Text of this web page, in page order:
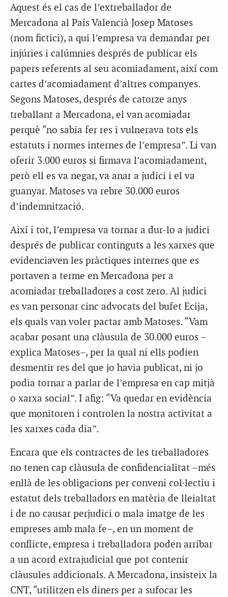
Aquest és el cas de l’extreballador de
Mercadona al País Valencià Josep Matoses
(nom fictici), a qui l’empresa va demandar per
injúries i calúmnies després de publicar els
papers referents al seu acomiadament, així com
cartes d’acomiadament d’altres companyes.
Segons Matoses, després de catorze anys
treballant a Mercadona, el van acomiadar
perquè “no sabia fer res i vulnerava tots els
estatuts i normes internes de l’empresa”. Li van
oferir 3.000 euros si firmava l’acomiadament,
però ell es va negar, va anar a judici i el va
guanyar. Matoses va rebre 30.000 euros
d’indemnització.
Així i tot, l’empresa va tornar a dur-lo a judici
després de publicar continguts a les xarxes que
evidenciaven les pràctiques internes que es
portaven a terme en Mercadona per a
acomiadar treballadores a cost zero. Al judici
es van personar cinc advocats del bufet Ecija,
els quals van voler pactar amb Matoses. “Vam
acabar posant una clàusula de 30.000 euros –
explica Matoses–, per la qual ni ells podien
desmentir res del que jo havia publicat, ni jo
podia tornar a parlar de l’empresa en cap mitjà
o xarxa social”. I afig: “Va quedar en evidència
que monitoren i controlen la nostra activitat a
les xarxes cada dia”.
Encara que els contractes de les treballadores
no tenen cap clàusula de confidencialitat –més
enllà de les obligacions per conveni col·lectiu i
estatut dels treballadors en matèria de lleialtat
i de no causar perjudici o mala imatge de les
empreses amb mala fe–, en un moment de
conflicte, empresa i treballadora poden arribar
a un acord extrajudicial que pot contenir
clàusules addicionals. A Mercadona, insisteix la
CNT, “utilitzen els diners per a sufocar les